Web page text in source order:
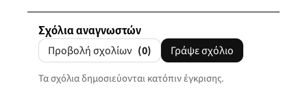
Σχόλια αναγνωστών
Προβολή σχολίων (0) Γράψε σχόλιο
Τα σχόλια δημοσιεύονται κατόπιν έγκρισης.